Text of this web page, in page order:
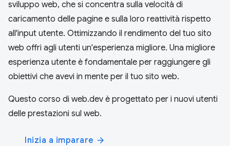
sviluppo web, che si concentra sulla velocità di
caricamento delle pagine e sulla loro reattività rispetto
all'input utente. Ottimizzando il rendimento del tuo sito
web offri agli utenti un'esperienza migliore. Una migliore
esperienza utente è fondamentale per raggiungere gli
obiettivi che avevi in mente per il tuo sito web.
Questo corso di web.dev è progettato per i nuovi utenti
delle prestazioni sul web.
Inizia a imparare arrow_forward